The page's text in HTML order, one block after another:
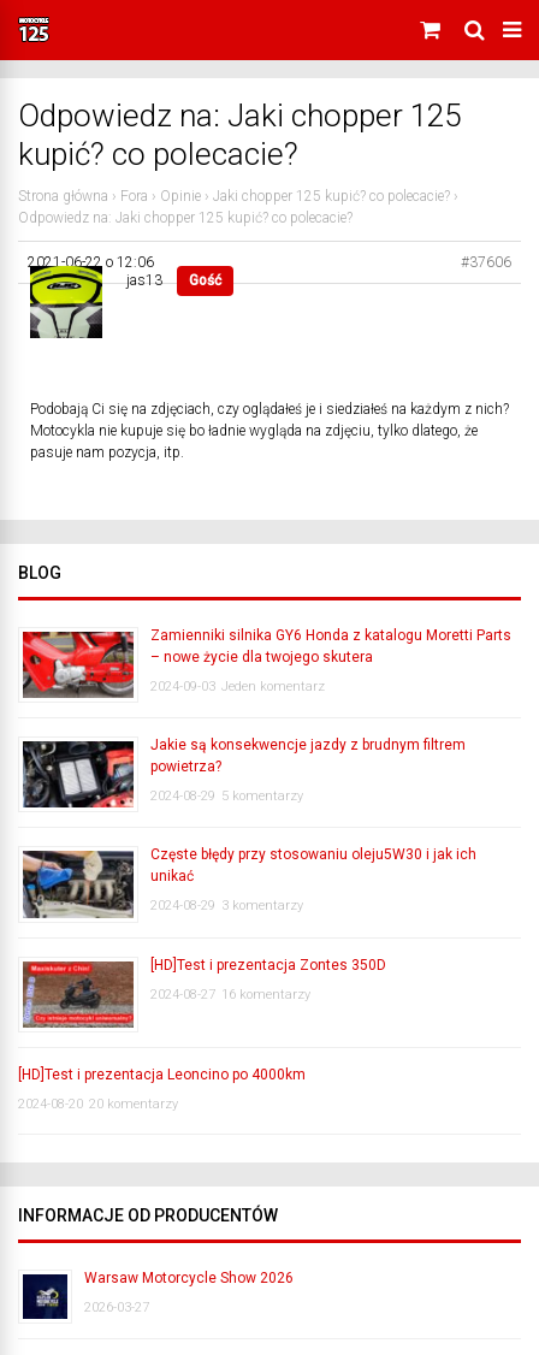
Odpowiedz na: Jaki chopper 125
kupić? co polecacie?
Strona główna › Fora › Opinie › Jaki chopper 125 kupić? co polecacie? ›
Odpowiedz na: Jaki chopper 125 kupić? co polecacie?
2021-06-22 o 12:06
#37606
jas13
Gość
Podobają Ci się na zdjęciach, czy oglądałeś je i siedziałeś na każdym z nich?
Motocykla nie kupuje się bo ładnie wygląda na zdjęciu, tylko dlatego, że
pasuje nam pozycja, itp.
BLOG
Zamienniki silnika GY6 Honda z katalogu Moretti Parts
– nowe życie dla twojego skutera
2024-09-03 Jeden komentarz
Jakie są konsekwencje jazdy z brudnym filtrem
powietrza?
2024-08-29 5 komentarzy
Częste błędy przy stosowaniu oleju5W30 i jak ich
unikać
2024-08-29 3 komentarzy
[HD]Test i prezentacja Zontes 350D
2024-08-27 16 komentarzy
[HD]Test i prezentacja Leoncino po 4000km
2024-08-20 20 komentarzy
INFORMACJE OD PRODUCENTÓW
Warsaw Motorcycle Show 2026
2026-03-27